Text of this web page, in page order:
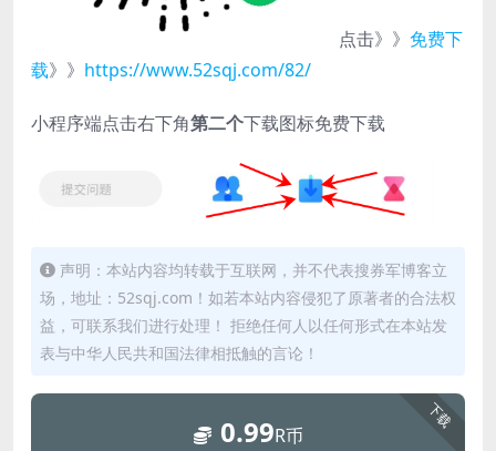
点击》》 免费下
载》》 https://www.52sqj.com/82/
小程序端点击右下角第二个下载图标免费下载
声明：本站内容均转载于互联网，并不代表搜券军博客立
场，地址：52sqj.com！如若本站内容侵犯了原著者的合法权
益，可联系我们进行处理！ 拒绝任何人以任何形式在本站发
表与中华人民共和国法律相抵触的言论！
下载
0.99R币